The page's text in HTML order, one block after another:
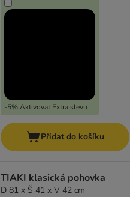
-5% Aktivovat Extra slevu
Přidat do košíku
TIAKI klasická pohovka
D 81 x Š 41 x V 42 cm